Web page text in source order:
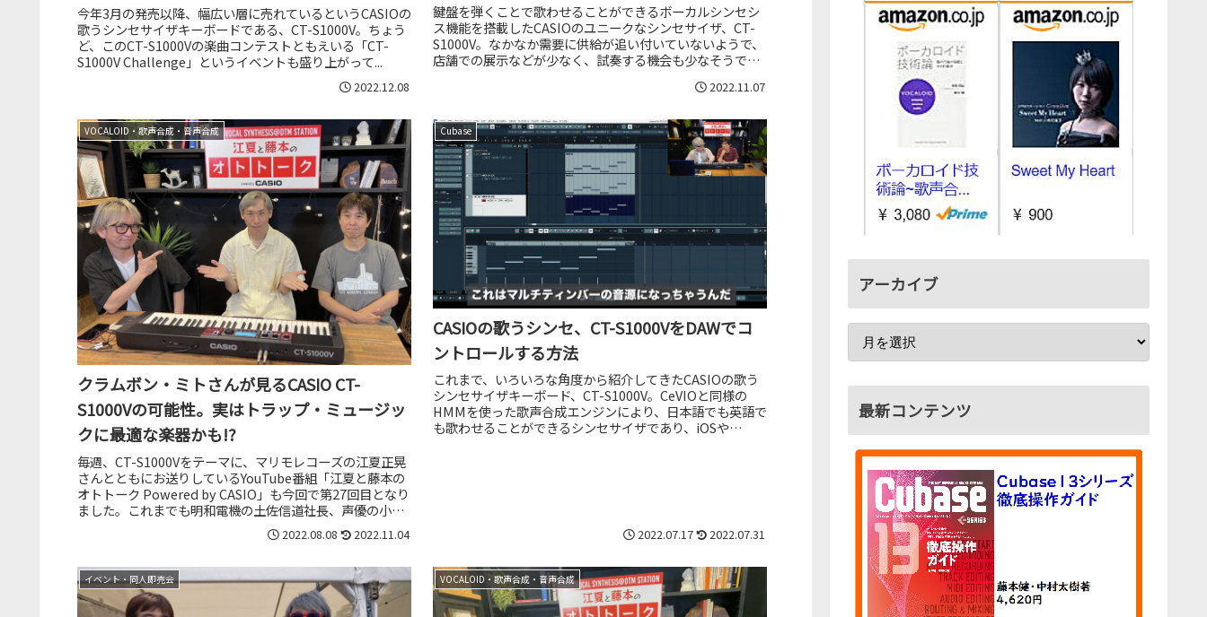
今年3月の発売以降、幅広い層に売れているというCASIOの
歌うシンセサイザキーボードである、CT-S1000V。ちょう
ど、このCT-S1000Vの楽曲コンテストともえいる「CT-
S1000V Challenge」というイベントも盛り上がって...
2022.12.08
鍵盤を弾くことで歌わせることができるボーカルシンセシ
ス機能を搭載したCASIOのユニークなシンセサイザ、CT-
S1000V。なかなか需要に供給が追い付いていないようで、
店舗での展示などが少なく、試奏する機会も少なそうでは
2022.11.07
VOCALOID・歌声合成・音声合成
クラムボン・ミトさんが見るCASIO CT-
S1000Vの可能性。実はトラップ・ミュージッ
クに最適な楽器かも!?
毎週、CT-S1000Vをテーマに、マリモレコーズの江夏正晃
さんとともにお送りしているYouTube番組「江夏と藤本の
オトトーク Powered by CASIO」も今回で第27回目となり
ました。これまでも明和電機の土佐信道社長、声優の小
2022.08.08 2022.11.04
Cubase
CASIOの歌うシンセ、CT-S1000VをDAWでコ
ントロールする方法
これまで、いろいろな角度から紹介してきたCASIOの歌う
シンセサイザキーボード、CT-S1000V。CeVIOと同様の
HMMを使った歌声合成エンジンにより、日本語でも英語で
も歌わせることができるシンセサイザであり、iOSや
2022.07.17 2022.07.31
イベント・同人即売会 VOCALOID・歌声合成・音声合成
アーカイブ
最新コンテンツ